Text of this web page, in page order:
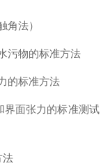
角法）
污物的标准方法
的标准方法
界面张力的标准测试
法